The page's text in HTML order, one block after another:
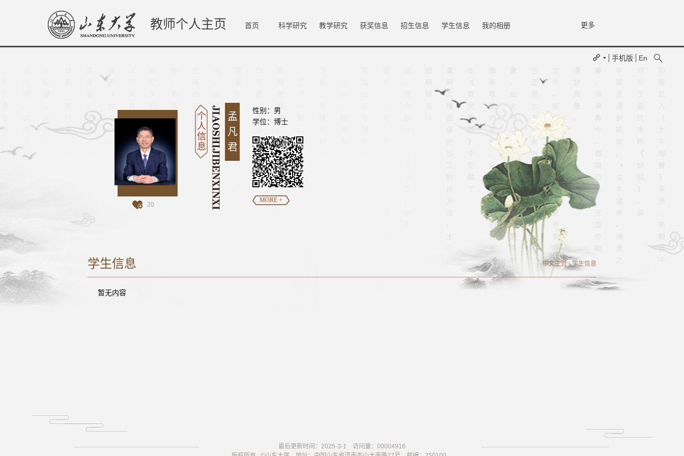
教师个人主页 首页 科学研究 教学研究 获奖信息 招生信息 学生信息 我的相册 更多
手机版 En
20
个
人
信
息
孟
凡
君
性别：男
学位：博士
MORE +
学生信息 中文主页-学生信息
暂无内容
最后更新时间： 2025-3-1 访问量： 00004916